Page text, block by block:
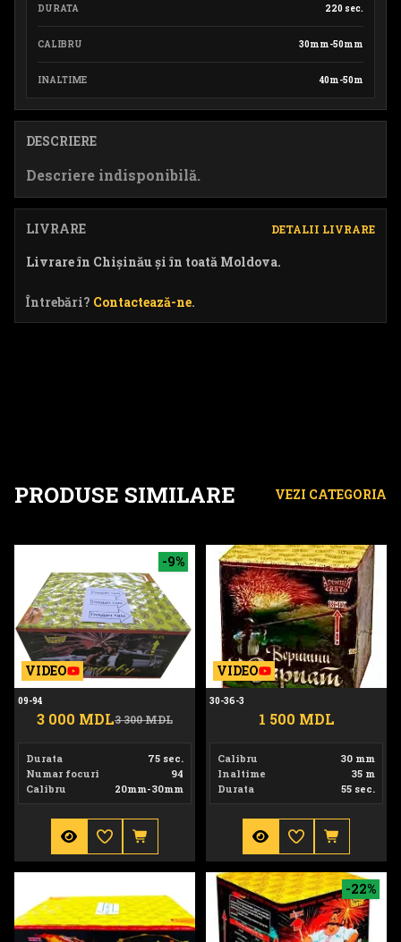
DURATA 220 sec.
CALIBRU 30mm-50mm
INALTIME 40m-50m
DESCRIERE
Descriere indisponibilă.
LIVRARE DETALII LIVRARE
Livrare în Chișinău și în toată Moldova.
Întrebări? Contactează-ne.
PRODUSE SIMILARE VEZI CATEGORIA
-9%
VIDEO
09-94
3 000 MDL3 300 MDL
Durata
75 sec.
Numar focuri
94
Calibru
20mm-30mm
30-36-3
VIDEO
30-36-3
1 500 MDL
Calibru
30 mm
Inaltime
35 m
Durata
55 sec.
14-36 -22%